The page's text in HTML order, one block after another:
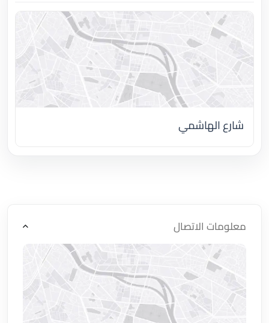
شارع الهاشمي
معلومات الاتصال